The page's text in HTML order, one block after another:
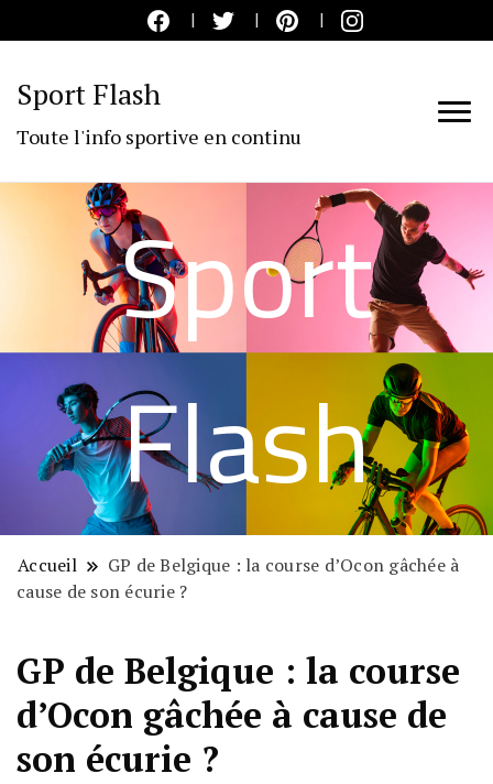
Sport Flash
Toute l'info sportive en continu
Sport
Flash
Accueil
GP de Belgique : la course d’Ocon gâchée à
cause de son écurie ?
GP de Belgique : la course
d’Ocon gâchée à cause de
son écurie ?